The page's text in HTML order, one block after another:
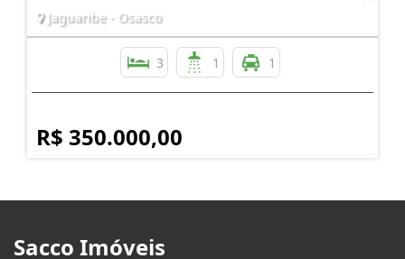
Jaguaribe - Osasco
3 1 1
R$ 350.000,00